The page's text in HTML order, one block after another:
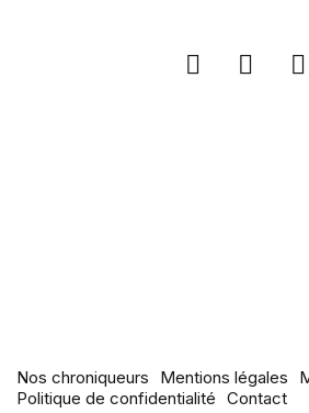
Nos chroniqueurs Mentions légales
Politique de confidentialité Contact